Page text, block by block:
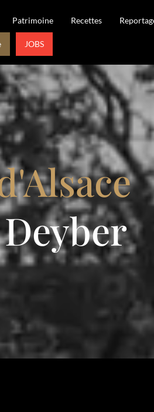
Patrimoine Recettes
JOBS